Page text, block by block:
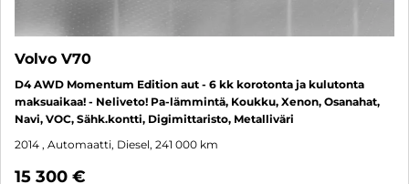
Volvo V70
D4 AWD Momentum Edition aut - 6 kk korotonta ja kulutonta
maksuaikaa! - Neliveto! Pa-lämmintä, Koukku, Xenon, Osanahat,
Navi, VOC, Sähk.kontti, Digimittaristo, Metalliväri
2014 , Automaatti, Diesel, 241 000 km
15 300 €